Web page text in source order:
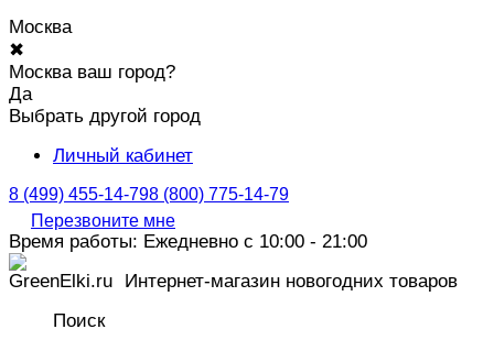
Москва
✖
Москва ваш город?
Да
Выбрать другой город
Личный кабинет
8 (499) 455-14-798 (800) 775-14-79
Перезвоните мне
Время работы: Ежедневно с 10:00 - 21:00
Интернет-магазин новогодних товаров
Поиск